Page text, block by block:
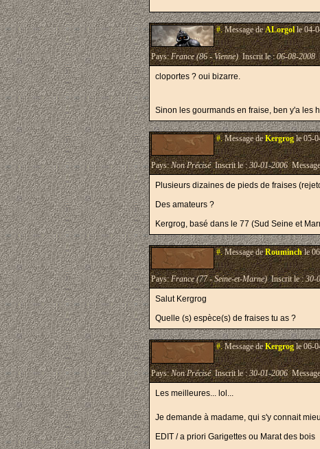
#.Message deALorgolle 04-
Pays:France (86 - Vienne)Inscrit le :06-08-2008
cloportes ? oui bizarre.
Sinon les gourmands en fraise, ben y'a les
#.Message deKergrogle 05-
Pays:Non PréciséInscrit le :30-01-2006
Plusieurs dizaines de pieds de fraises
Des amateurs ?
Kergrog, basé dans le 77 (Sud Seine et
#.Message deRouminchle
Pays:France (77 - Seine-et-Marne)Inscrit le :30-
Salut Kergrog
Quelle (s) espèce(s) de fraises tu as ?
#.Message deKergrogle 06-
Pays:Non PréciséInscrit le :30-01-2006
Les meilleures... lol...
Je demande à madame, qui s'y connait
EDIT / a priori Garigettes ou Marat des bois